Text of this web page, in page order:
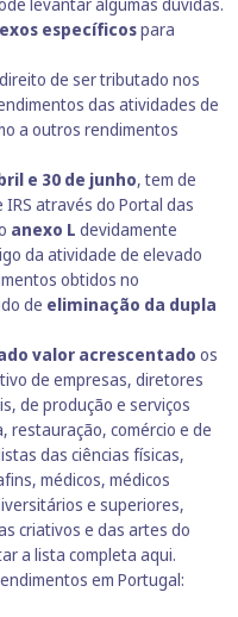
específicospara
de ser tributado nos
das atividades de
a outros rendimentos
e 30 de junho, tem de
através do Portal das
anexo L devidamente
da atividade de elevado
obtidos no
de eliminação da dupla
valor acrescentado os
de empresas, diretores
de produção e serviços
restauração, comércio e de
das ciências físicas,
médicos, médicos
e superiores,
criativos e das artes do
a lista completa aqui.
em Portugal: